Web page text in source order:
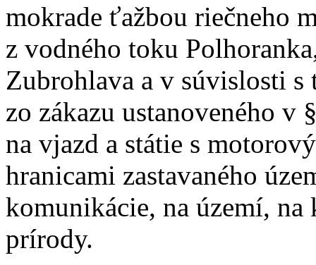
mokrade ťažbou riečneho
z vodného toku
Zubrohlava a v súvislosti
zo zákazu ustanoveného v
na vjazd a státie s
hranicami zastavaného
komunikácie, na území,
prírody.